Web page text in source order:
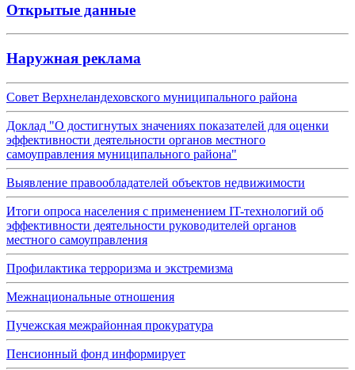
Открытые данные
Наружная реклама
Совет Верхнеландеховского муниципального района
Доклад "О достигнутых значениях показателей для оценки
эффективности деятельности органов местного
самоуправления муниципального района"
Выявление правообладателей объектов недвижимости
Итоги опроса населения с применением IT-технологий об
эффективности деятельности руководителей органов
местного самоуправления
Профилактика терроризма и экстремизма
Межнациональные отношения
Пучежская межрайонная прокуратура
Пенсионный фонд информирует